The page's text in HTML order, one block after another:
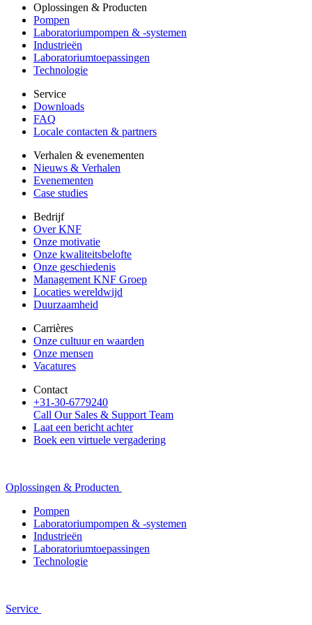
Oplossingen & Producten
Pompen
Laboratoriumpompen & -systemen
Industrieën
Laboratoriumtoepassingen
Technologie
Service
Downloads
FAQ
Locale contacten & partners
Verhalen & evenementen
Nieuws & Verhalen
Evenementen
Case studies
Bedrijf
Over KNF
Onze motivatie
Onze kwaliteitsbelofte
Onze geschiedenis
Management KNF Groep
Locaties wereldwijd
Duurzaamheid
Carrières
Onze cultuur en waarden
Onze mensen
Vacatures
Contact
+31-30-6779240
Call Our Sales & Support Team
Laat een bericht achter
Boek een virtuele vergadering
Oplossingen & Producten
Pompen
Laboratoriumpompen & -systemen
Industrieën
Laboratoriumtoepassingen
Technologie
Service